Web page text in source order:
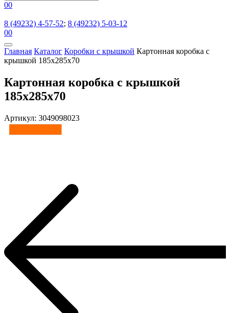
00
8 (49232) 4-57-52; 8 (49232) 5-03-12
00
Главная Каталог Коробки с крышкой Картонная коробка с
крышкой 185x285x70
Картонная коробка с крышкой
185x285x70
Артикул: 3049098023